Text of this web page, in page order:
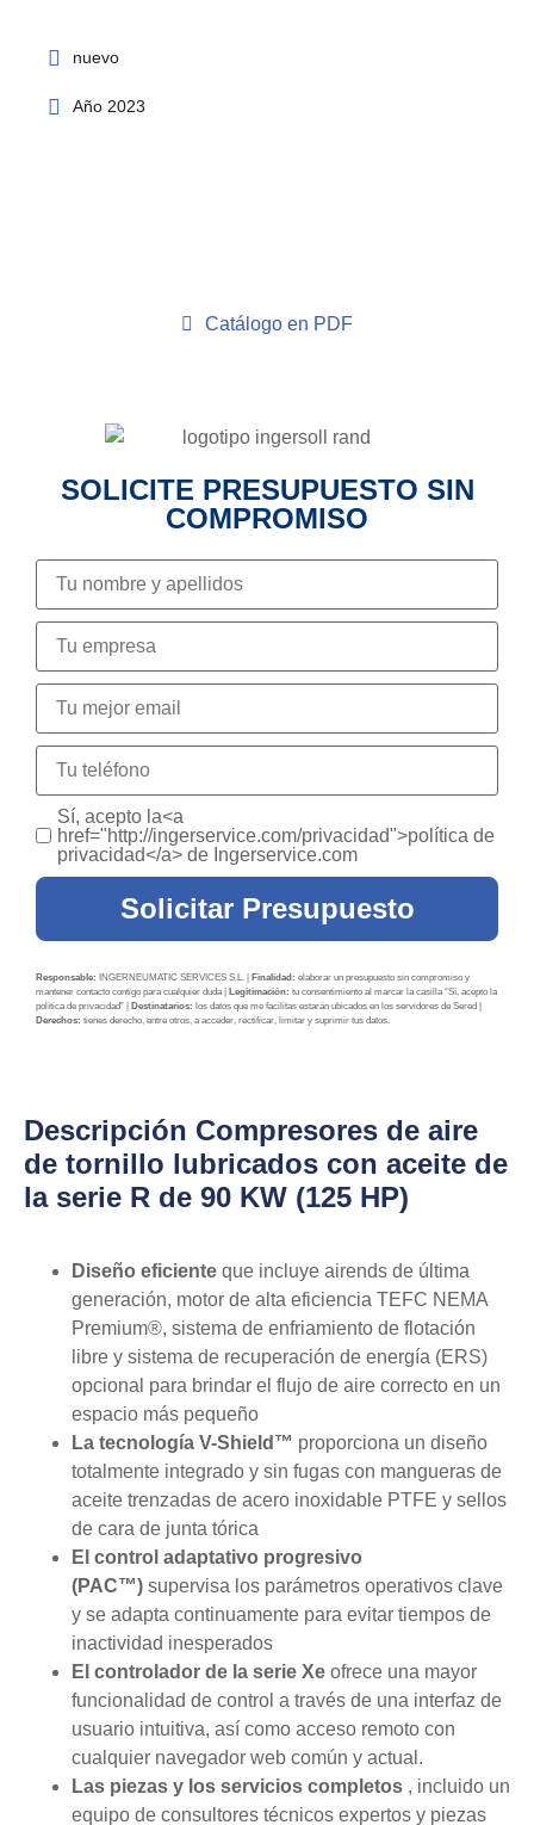
nuevo
Año 2023
Catálogo en PDF
SOLICITE PRESUPUESTO SIN
COMPROMISO
Sí, acepto la<a
href="http://ingerservice.com/privacidad">política de
privacidad</a> de Ingerservice.com
Solicitar Presupuesto
Responsable: INGERNEUMATIC SERVICES S.L. | Finalidad: elaborar un presupuesto sin compromiso y
mantener contacto contigo para cualquier duda |
Legitimación: tu consentimiento al marcar la casilla “Sí, acepto la
política de privacidad” |
Destinatarios: los datos que me facilitas estarán ubicados en los servidores de Sered |
Derechos: tienes derecho, entre otros, a acceder, rectificar, limitar y suprimir tus datos.
Descripción Compresores de aire
de tornillo lubricados con aceite de
la serie R de 90 KW (125 HP)
Diseño eficiente que incluye airends de última
generación, motor de alta eficiencia TEFC NEMA
Premium®, sistema de enfriamiento de flotación
libre y sistema de recuperación de energía (ERS)
opcional para brindar el flujo de aire correcto en un
espacio más pequeño
La tecnología V-Shield™ proporciona un diseño
totalmente integrado y sin fugas con mangueras de
aceite trenzadas de acero inoxidable PTFE y sellos
de cara de junta tórica
El control adaptativo progresivo
(PAC™) supervisa los parámetros operativos clave
y se adapta continuamente para evitar tiempos de
inactividad inesperados
El controlador de la serie Xe ofrece una mayor
funcionalidad de control a través de una interfaz de
usuario intuitiva, así como acceso remoto con
cualquier navegador web común y actual.
Las piezas y los servicios completos , incluido un
equipo de consultores técnicos expertos y piezas